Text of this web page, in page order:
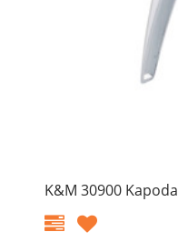
K&M 30900